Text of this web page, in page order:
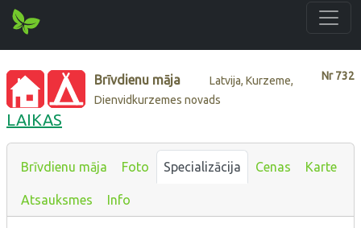
Nr732
Brīvdienu māja
Latvija, Kurzeme,
Dienvidkurzemes novads
LAIKAS
Brīvdienu māja Foto Specializācija Cenas Karte
Atsauksmes Info